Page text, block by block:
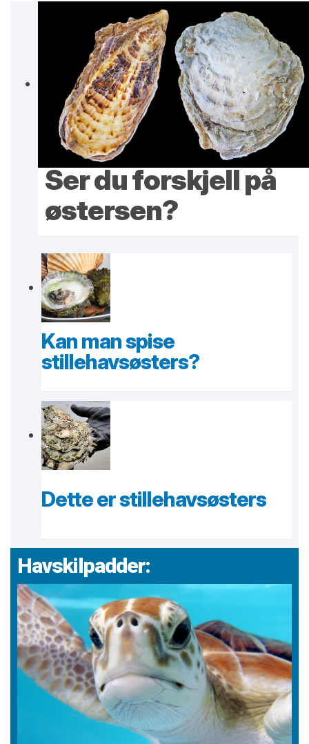
Ser du forskjell på
østersen?
Kan man spise
stillehavsøsters?
Dette er stillehavsøsters
Havskilpadder: